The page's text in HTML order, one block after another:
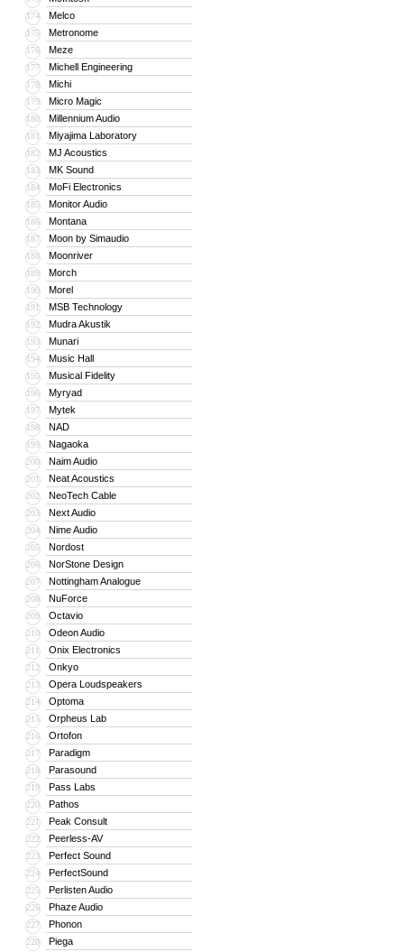
174 Melco
175 Metronome
176 Meze
177 Michell Engineering
178 Michi
179 Micro Magic
180 Millennium Audio
181 Miyajima Laboratory
182 MJ Acoustics
183 MK Sound
184 MoFi Electronics
185 Monitor Audio
186 Montana
187 Moon by Simaudio
188 Moonriver
189 Morch
190 Morel
191 MSB Technology
192 Mudra Akustik
193 Munari
194 Music Hall
195 Musical Fidelity
196 Myryad
197 Mytek
198 NAD
199 Nagaoka
200 Naim Audio
201 Neat Acoustics
202 NeoTech Cable
203 Next Audio
204 Nime Audio
205 Nordost
206 NorStone Design
207 Nottingham Analogue
208 NuForce
209 Octavio
210 Odeon Audio
211 Onix Electronics
212 Onkyo
213 Opera Loudspeakers
214 Optoma
215 Orpheus Lab
216 Ortofon
217 Paradigm
218 Parasound
219 Pass Labs
220 Pathos
221 Peak Consult
222 Peerless-AV
223 Perfect Sound
224 PerfectSound
225 Perlisten Audio
226 Phaze Audio
227 Phonon
228 Piega